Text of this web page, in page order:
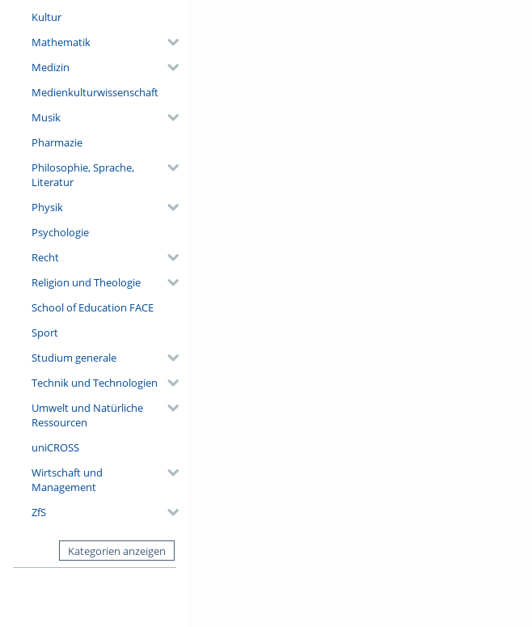
Kultur
Mathematik
Medizin
Medienkulturwissenschaft
Musik
Pharmazie
Philosophie, Sprache,
Literatur
Physik
Psychologie
Recht
Religion und Theologie
School of Education FACE
Sport
Studium generale
Technik und Technologien
Umwelt und Natürliche
Ressourcen
uniCROSS
Wirtschaft und
Management
ZfS
Kategorien anzeigen